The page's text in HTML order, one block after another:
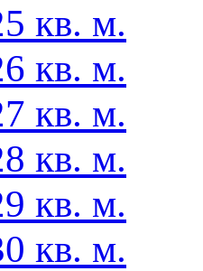
кв. м.
кв. м.
кв. м.
кв. м.
кв. м.
кв. м.